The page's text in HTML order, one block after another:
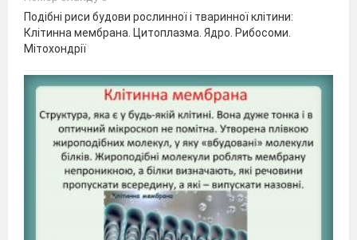
Подібні риси будови рослинної і тваринної клітини:
Клітинна мембрана. Цитоплазма. Ядро. Рибосоми.
Мітохондрії